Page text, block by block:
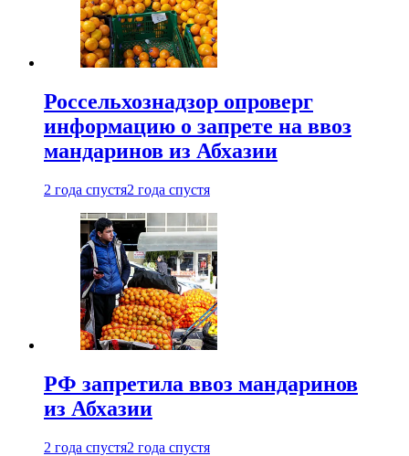
Россельхознадзор опроверг
информацию о запрете на ввоз
мандаринов из Абхазии
2 года спустя2 года спустя
РФ запретила ввоз мандаринов
из Абхазии
2 года спустя2 года спустя